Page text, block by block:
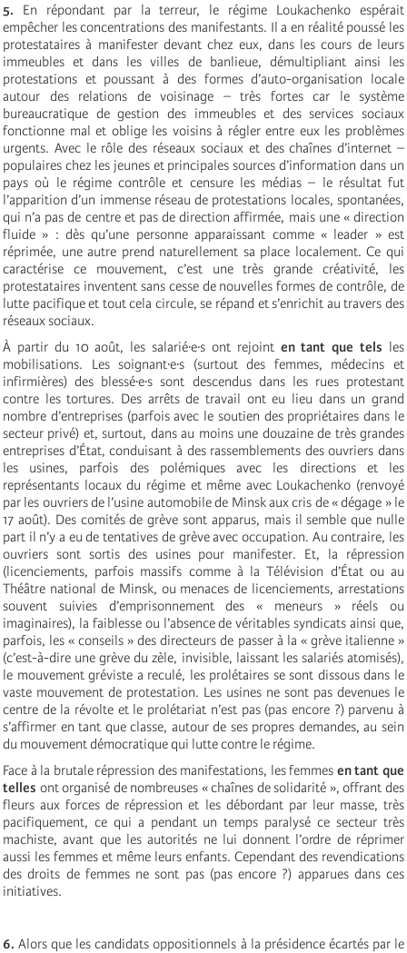
5. En répondant par la terreur, le régime Loukachenko espérait
empêcher les concentrations des manifestants. Il a en réalité poussé les
protestataires à manifester devant chez eux, dans les cours de leurs
immeubles et dans les villes de banlieue, démultipliant ainsi les
protestations et poussant à des formes d’auto-organisation locale
autour des relations de voisinage – très fortes car le système
bureaucratique de gestion des immeubles et des services sociaux
fonctionne mal et oblige les voisins à régler entre eux les problèmes
urgents. Avec le rôle des réseaux sociaux et des chaînes d’internet –
populaires chez les jeunes et principales sources d’information dans un
pays où le régime contrôle et censure les médias – le résultat fut
l’apparition d’un immense réseau de protestations locales, spontanées,
qui n’a pas de centre et pas de direction affirmée, mais une « direction
fluide » : dès qu’une personne apparaissant comme « leader » est
réprimée, une autre prend naturellement sa place localement. Ce qui
caractérise ce mouvement, c’est une très grande créativité, les
protestataires inventent sans cesse de nouvelles formes de contrôle, de
lutte pacifique et tout cela circule, se répand et s’enrichit au travers des
réseaux sociaux.
À partir du 10 août, les salarié·e·s ont rejoint en tant que tels les
mobilisations. Les soignant∙e∙s (surtout des femmes, médecins et
infirmières) des blessé∙e∙s sont descendus dans les rues protestant
contre les tortures. Des arrêts de travail ont eu lieu dans un grand
nombre d’entreprises (parfois avec le soutien des propriétaires dans le
secteur privé) et, surtout, dans au moins une douzaine de très grandes
entreprises d’État, conduisant à des rassemblements des ouvriers dans
les usines, parfois des polémiques avec les directions et les
représentants locaux du régime et même avec Loukachenko (renvoyé
par les ouvriers de l’usine automobile de Minsk aux cris de « dégage » le
17 août). Des comités de grève sont apparus, mais il semble que nulle
part il n’y a eu de tentatives de grève avec occupation. Au contraire, les
ouvriers sont sortis des usines pour manifester. Et, la répression
(licenciements, parfois massifs comme à la Télévision d’État ou au
Théâtre national de Minsk, ou menaces de licenciements, arrestations
souvent suivies d’emprisonnement des « meneurs » réels ou
imaginaires), la faiblesse ou l’absence de véritables syndicats ainsi que,
parfois, les « conseils » des directeurs de passer à la « grève italienne »
(c’est-à-dire une grève du zèle, invisible, laissant les salariés atomisés),
le mouvement gréviste a reculé, les prolétaires se sont dissous dans le
vaste mouvement de protestation. Les usines ne sont pas devenues le
centre de la révolte et le prolétariat n’est pas (pas encore ?) parvenu à
s’affirmer en tant que classe, autour de ses propres demandes, au sein
du mouvement démocratique qui lutte contre le régime.
Face à la brutale répression des manifestations, les femmes en tant que
telles ont organisé de nombreuses « chaînes de solidarité », offrant des
fleurs aux forces de répression et les débordant par leur masse, très
pacifiquement, ce qui a pendant un temps paralysé ce secteur très
machiste, avant que les autorités ne lui donnent l’ordre de réprimer
aussi les femmes et même leurs enfants. Cependant des revendications
des droits de femmes ne sont pas (pas encore ?) apparues dans ces
initiatives.
6. Alors que les candidats oppositionnels à la présidence écartés par le